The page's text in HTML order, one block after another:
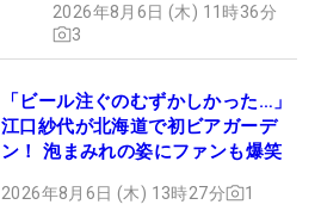
2026年8月6日 (木) 11時36分
3
「ビール注ぐのむずかしかった…」
江口紗代が北海道で初ビアガーデ
ン！ 泡まみれの姿にファンも爆笑
2026年8月6日 (木) 13時27分 1